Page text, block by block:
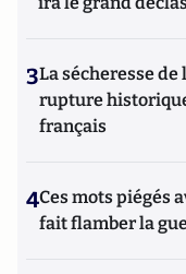
3La sécheresse
rupture
français
4Ces mots piégés
fait flamber la